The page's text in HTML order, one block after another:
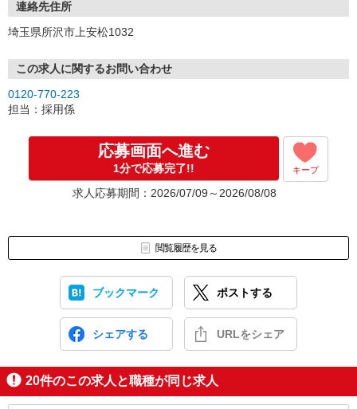
連絡先住所
埼玉県所沢市上安松1032
この求人に関するお問い合わせ
0120-770-223
担当：採用係
応募画面へ進む
1分で応募完了!! キープ
求人応募期間：2026/07/09～2026/08/08
閲覧履歴を見る
ブックマーク ポストする
シェアする URLをシェア
20件のこの求人と職種が同じ求人